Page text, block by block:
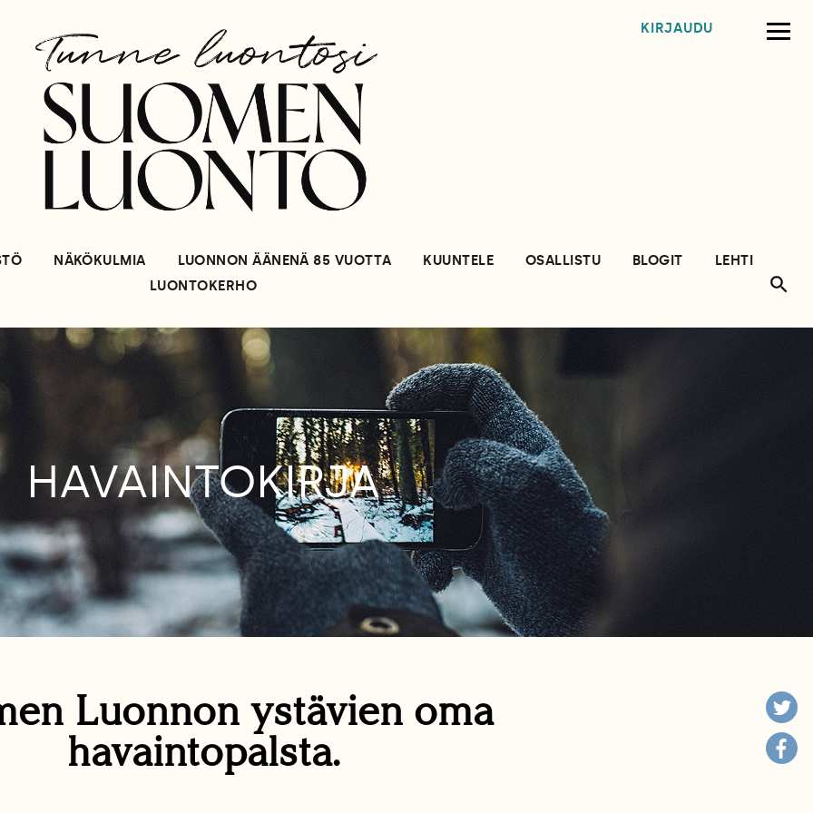
KIRJAUDU
NÄKÖKULMIA LUONNON ÄÄNENÄ 85 VUOTTA KUUNTELE OSALLISTU BLOGIT
LEHTI
LUONTOKERHO
HAVAINTOKIRJA
Luonnon ystävien oma
havaintopalsta.